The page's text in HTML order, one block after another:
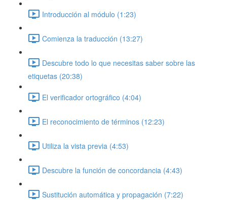
Introducción al módulo (1:23)
Comienza la traducción (13:27)
Descubre todo lo que necesitas saber sobre las
etiquetas (20:38)
El verificador ortográfico (4:04)
El reconocimiento de términos (12:23)
Utiliza la vista previa (4:53)
Descubre la función de concordancia (4:43)
Sustitución automática y propagación (7:22)